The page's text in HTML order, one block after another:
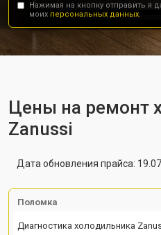
Нажимая на кнопку отправить я
моих персональных данных.
Цены на ремонт
Zanussi
Дата обновления прайса:
Поломка
Диагностика холодильника